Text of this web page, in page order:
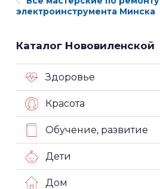
электроинструмента Минска
Каталог Нововиленской
Здоровье
Красота
Обучение, развитие
Дети
Дом